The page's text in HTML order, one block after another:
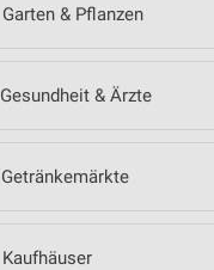
Garten & Pflanzen
Gesundheit & Ärzte
Getränkemärkte
Kaufhäuser